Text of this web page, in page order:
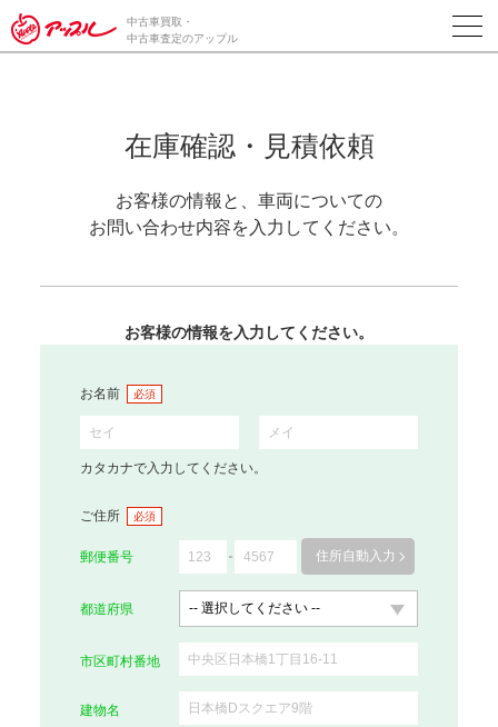
中古車買取・
中古車査定のアップル
在庫確認・見積依頼
お客様の情報と、車両についての
お問い合わせ内容を入力してください。
お客様の情報を入力してください。
お名前 必須
カタカナで入力してください。
ご住所 必須
郵便番号 住所自動入力
都道府県
市区町村番地
建物名